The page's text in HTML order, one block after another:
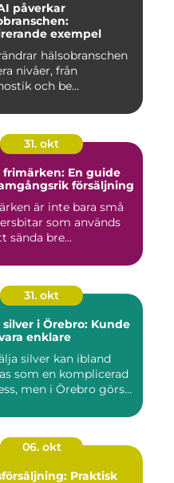
påverkar
exempel
hälsobranschen
nivåer, från
och be...
31. okt
frimärken: En guide
försäljning
är inte bara små
som används
sända bre...
31. okt
silver i Örebro: Kunde
enklare
silver kan ibland
som en komplicerad
men i Örebro görs...
06. okt
Praktisk